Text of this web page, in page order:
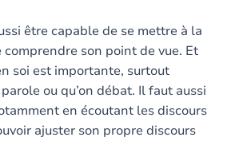
être capable de se mettre à la
comprendre son point de vue. Et
soi est importante, surtout
ou qu’on débat. Il faut aussi
en écoutant les discours
ajuster son propre discours